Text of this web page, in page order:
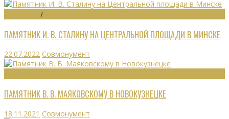
/
ПАМЯТНИК И. В. СТАЛИНУ НА ЦЕНТРАЛЬНОЙ ПЛОЩАДИ В МИНСКЕ
22.07.2022 Совмонумент
ПАМЯТНИК В. В. МАЯКОВСКОМУ В НОВОКУЗНЕЦКЕ
18.11.2021 Совмонумент